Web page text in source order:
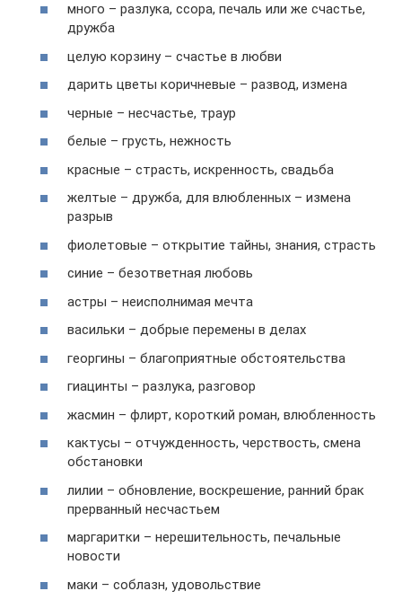
много – разлука, ссора, печаль или же счастье,
дружба
целую корзину – счастье в любви
дарить цветы коричневые – развод, измена
черные – несчастье, траур
белые – грусть, нежность
красные – страсть, искренность, свадьба
желтые – дружба, для влюбленных – измена
разрыв
фиолетовые – открытие тайны, знания, страсть
синие – безответная любовь
астры – неисполнимая мечта
васильки – добрые перемены в делах
георгины – благоприятные обстоятельства
гиацинты – разлука, разговор
жасмин – флирт, короткий роман, влюбленность
кактусы – отчужденность, черствость, смена
обстановки
лилии – обновление, воскрешение, ранний брак
прерванный несчастьем
маргаритки – нерешительность, печальные
новости
маки – соблазн, удовольствие